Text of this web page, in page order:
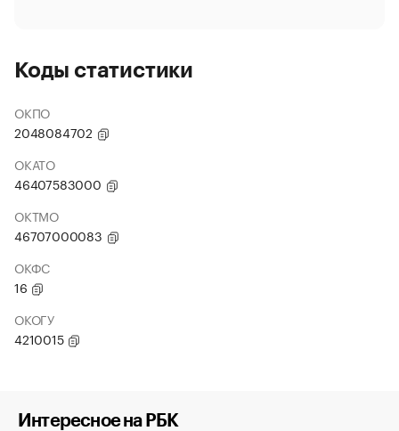
Коды статистики
ОКПО
2048084702
ОКАТО
46407583000
ОКТМО
46707000083
ОКФС
16
ОКОГУ
4210015
Интересное на РБК